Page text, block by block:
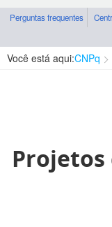
Perguntas frequentes
Você está aqui:CNPq
Projetos